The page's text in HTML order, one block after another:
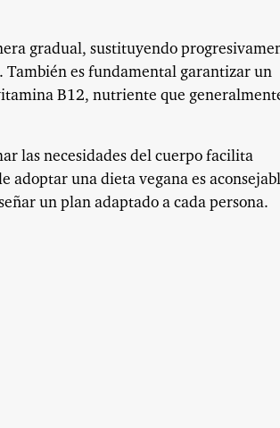
gradual, sustituyendo
es fundamental garantizar un
B12, nutriente que
las necesidades del cuerpo facilita
adoptar una dieta vegana es
un plan adaptado a cada persona.